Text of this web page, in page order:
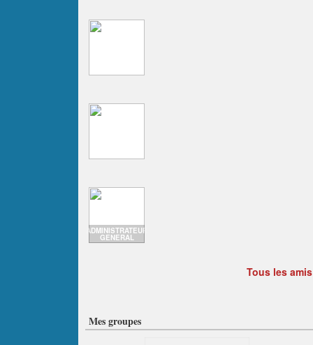
ADMINISTRATEUR
GENERAL
Tous les amis
Mes groupes